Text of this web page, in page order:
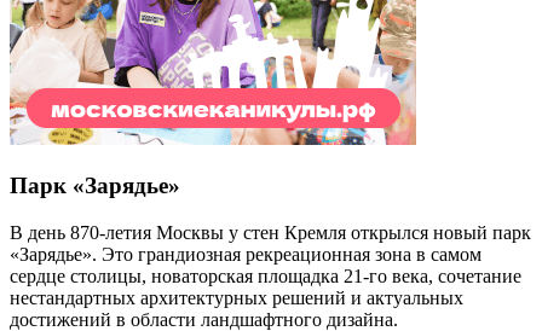
Парк «Зарядье»
В день 870-летия Москвы у стен Кремля открылся новый парк
«Зарядье». Это грандиозная рекреационная зона в самом
сердце столицы, новаторская площадка 21-го века, сочетание
нестандартных архитектурных решений и актуальных
достижений в области ландшафтного дизайна.